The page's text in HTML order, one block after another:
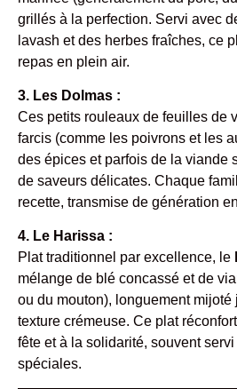
grillés à la perfection. Servi avec
lavash et des herbes fraîches, ce
repas en plein air.
3. Les Dolmas :
Ces petits rouleaux de feuilles de
farcis (comme les poivrons et les
des épices et parfois de la viande
de saveurs délicates. Chaque
recette, transmise de génération
4. Le Harissa :
Plat traditionnel par excellence, le
mélange de blé concassé et de
ou du mouton), longuement mijoté
texture crémeuse. Ce plat
fête et à la solidarité, souvent
spéciales.